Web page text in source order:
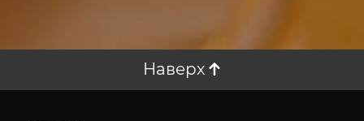
Наверх